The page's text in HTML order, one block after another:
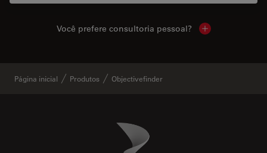
Você prefere consultoria pessoal? Show local
Página inicial Produtos Objectivefinder
Danaher Logo